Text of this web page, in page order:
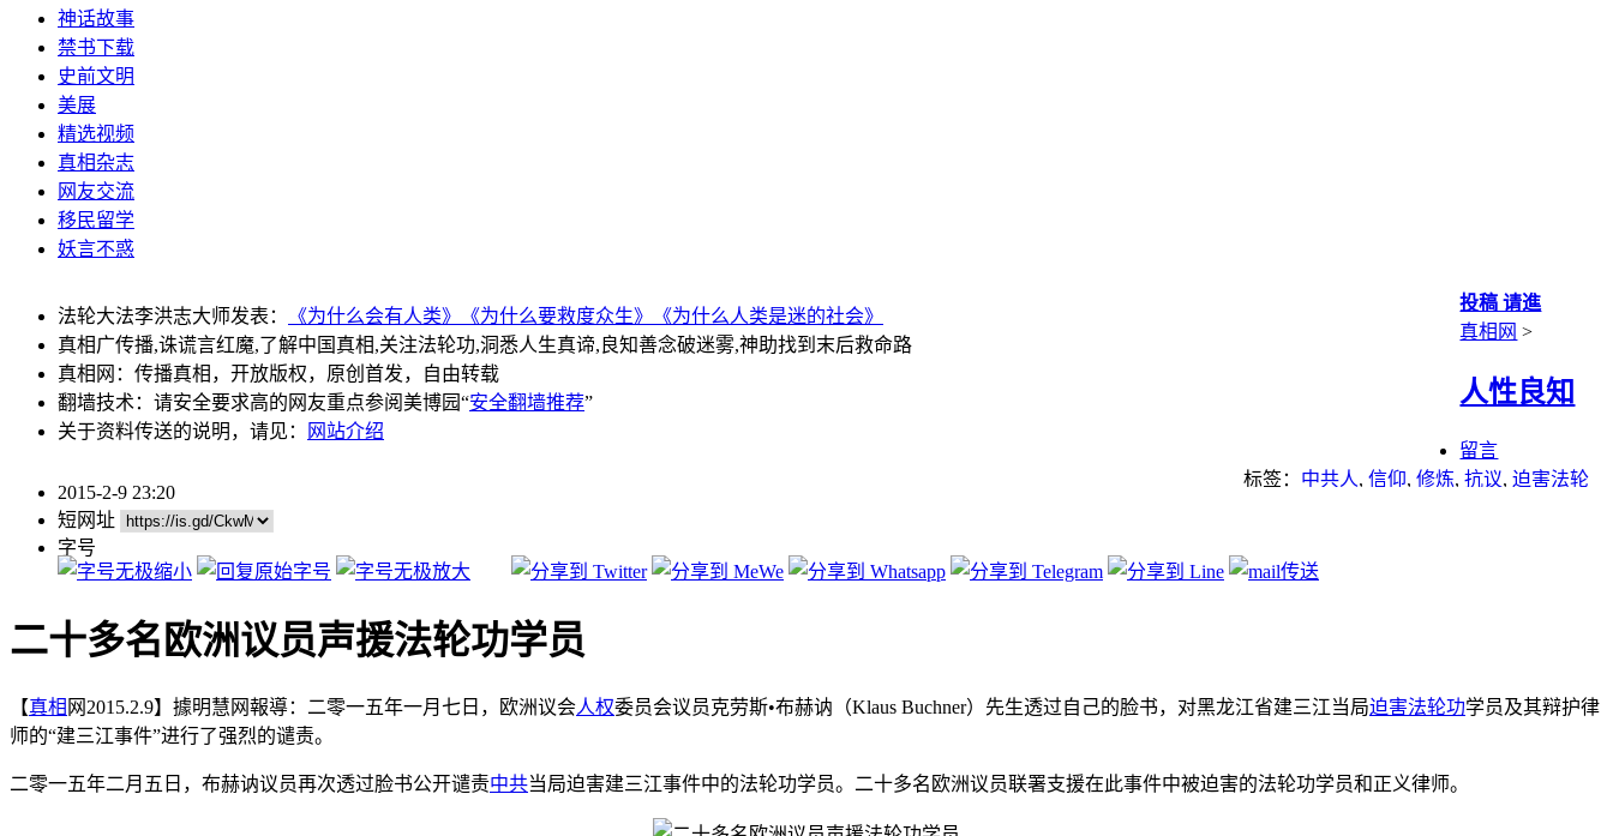
神话故事
禁书下载
史前文明
美展
精选视频
真相杂志
网友交流
移民留学
妖言不惑
法轮大法李洪志大师发表： 《为什么会有人类》 《为什么要救度众生》
《为什么人类是迷的社会》
真相广传播,诛谎言红魔,了解中国真相,关注法轮功,洞悉人生真谛,良知善念破迷雾,神助找到末后救命路
真相网：传播真相，开放版权，原创首发，自由转载
翻墙技术：请安全要求高的网友重点参阅美博园“安全翻墙推荐”
关于资料传送的说明，请见：
网站介绍
投稿 请進
真相网 >
人性良知
留言
标签： 中共人, 信仰, 修炼, 抗议, 迫害法轮
2015-2-9 23:20
短网址
字号
二十多名欧洲议员声援法轮功学员
【真相 网2015.2.9】據明慧网報導：二零一五年一月七日，欧洲议会人权委员会议员克劳斯•布赫讷（Klaus Buchner）先生透过自己的脸书，对黑龙江省建三江当局迫害法轮功学员及其辩护律
师的“建三江事件”进行了强烈的谴责。
二零一五年二月五日，布赫讷议员再次透过脸书公开谴责中共当局迫害建三江事件中的法轮功学员。二十多名欧洲议员联署支援在此事件中被迫害的法轮功学员和正义律师。